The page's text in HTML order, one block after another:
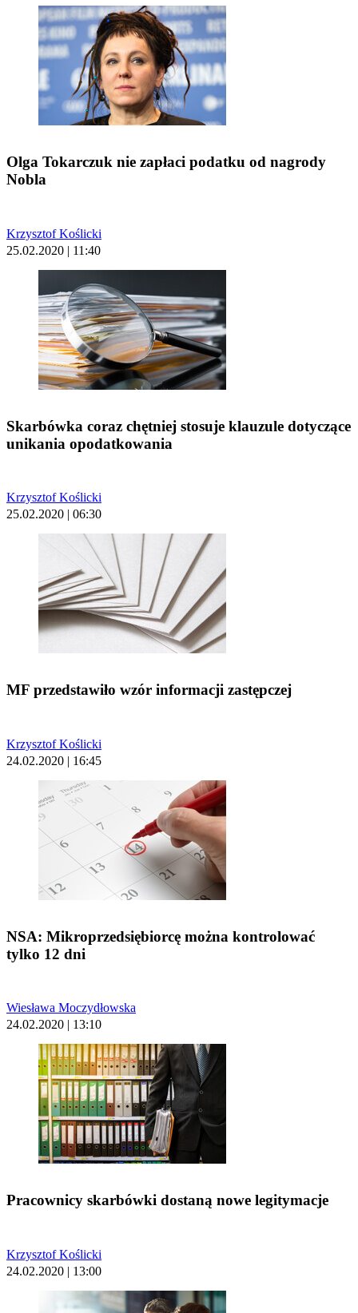
Olga Tokarczuk nie zapłaci podatku od nagrody
Nobla
Krzysztof Koślicki
25.02.2020 | 11:40
Skarbówka coraz chętniej stosuje klauzule dotyczące
unikania opodatkowania
Krzysztof Koślicki
25.02.2020 | 06:30
MF przedstawiło wzór informacji zastępczej
Krzysztof Koślicki
24.02.2020 | 16:45
NSA: Mikroprzedsiębiorcę można kontrolować
tylko 12 dni
Wiesława Moczydłowska
24.02.2020 | 13:10
Pracownicy skarbówki dostaną nowe legitymacje
Krzysztof Koślicki
24.02.2020 | 13:00